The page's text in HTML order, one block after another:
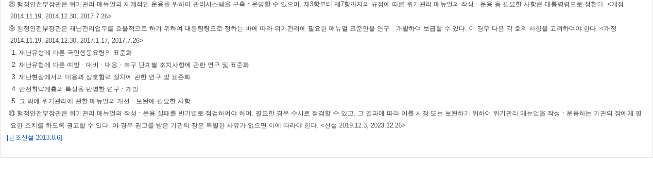
⑧ 행정안전부장관은 위기관리 매뉴얼의 체계적인 운용을 위하여 관리시스템을 구축ㆍ운영할 수 있으며, 제3항부터 제7항까지의 규정에 따른 위기관리 매뉴얼의 작성ㆍ운용 등 필요한 사항은 대통령령으로 정한다. <개정
2014.11.19, 2014.12.30, 2017.7.26>
⑨ 행정안전부장관은 재난관리업무를 효율적으로 하기 위하여 대통령령으로 정하는 바에 따라 위기관리에 필요한 매뉴얼 표준안을 연구ㆍ개발하여 보급할 수 있다. 이 경우 다음 각 호의 사항을 고려하여야 한다. <개정
2014.11.19, 2014.12.30, 2017.1.17, 2017.7.26>
1. 재난유형에 따른 국민행동요령의 표준화
2. 재난유형에 따른 예방ㆍ대비ㆍ대응ㆍ복구 단계별 조치사항에 관한 연구 및 표준화
3. 재난현장에서의 대응과 상호협력 절차에 관한 연구 및 표준화
4. 안전취약계층의 특성을 반영한 연구ㆍ개발
5. 그 밖에 위기관리에 관한 매뉴얼의 개선ㆍ보완에 필요한 사항
⑩ 행정안전부장관은 위기관리 매뉴얼의 작성ㆍ운용 실태를 반기별로 점검하여야 하며, 필요한 경우 수시로 점검할 수 있고, 그 결과에 따라 이를 시정 또는 보완하기 위하여 위기관리 매뉴얼을 작성ㆍ운용하는 기관의 장에게 필
요한 조치를 하도록 권고할 수 있다. 이 경우 권고를 받은 기관의 장은 특별한 사유가 없으면 이에 따라야 한다. <신설 2019.12.3, 2023.12.26>
[본조신설 2013.8.6]